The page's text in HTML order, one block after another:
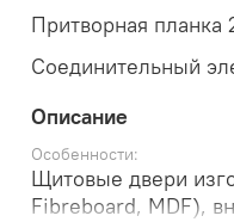
Притворная
Соединительный
Описание
Особенности:
Щитовые двери
Fibreboard, MDF),